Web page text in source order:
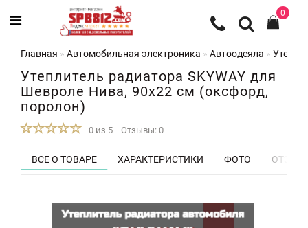
0
Главная Автомобильная электроника Автоодеяла
Утеплитель радиатора SKYWAY для
Шевроле Нива, 90х22 см (оксфорд,
поролон)
0 из 5 Отзывы: 0
ВСЕ О ТОВАРЕ ХАРАКТЕРИСТИКИ ФОТО